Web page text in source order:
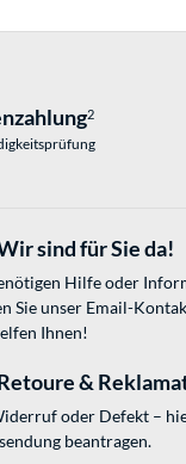
2
sind für Sie da!
Hilfe oder
Sie unser Email-
Ihnen!
&
oder Defekt –
beantragen.